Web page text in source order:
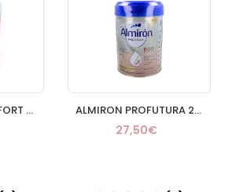
BLEMIL PLUS CONFORT 800 G ALMIRON PROFUTURA 2 DUO BIOTIK 800 G
27,50€